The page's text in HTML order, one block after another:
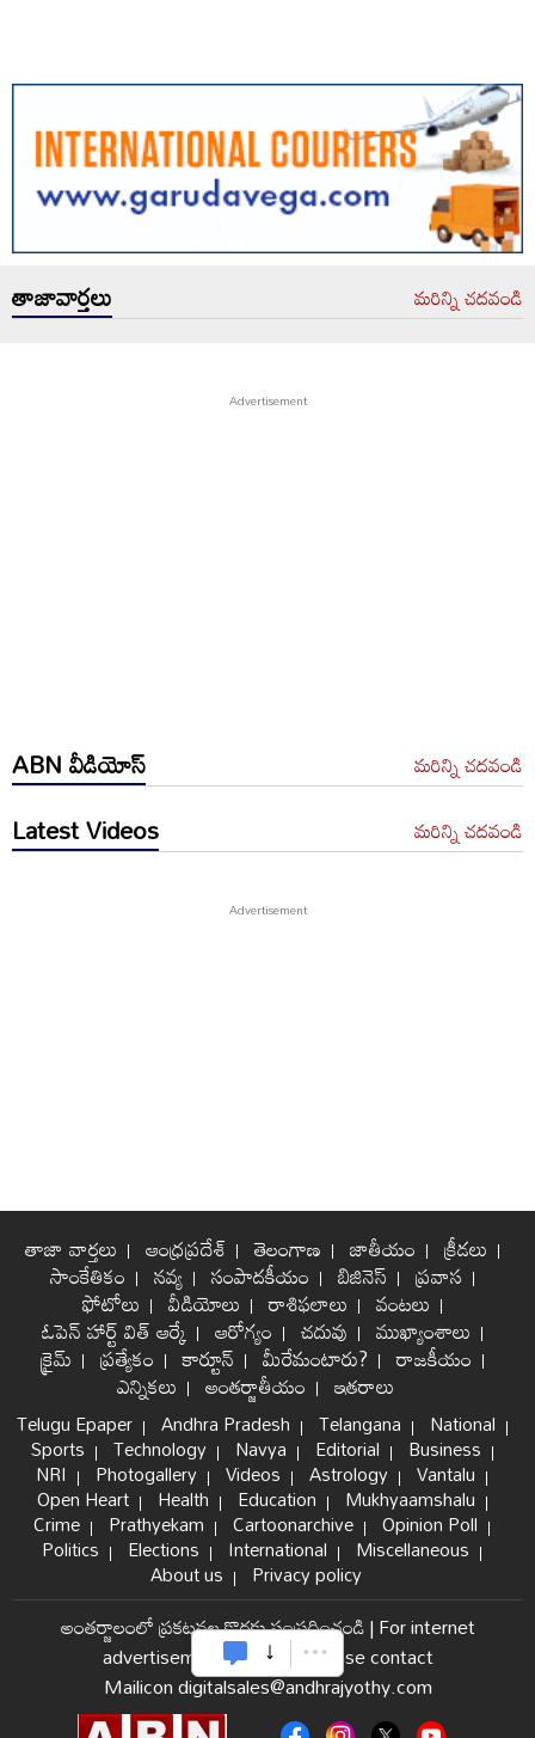
తాజావార్తలు మరిన్ని చదవండి
ABN వీడియోస్ మరిన్ని చదవండి
Latest Videos మరిన్ని చదవండి
తాజా వార్తలు ఆంధ్రప్రదేశ్ తెలంగాణ జాతీయం క్రీడలు
సాంకేతికం నవ్య సంపాదకీయం బిజినెస్ ప్రవాస
ఫోటోలు వీడియోలు రాశిఫలాలు వంటలు
ఓపెన్ హార్ట్ విత్ ఆర్కే ఆరోగ్యం చదువు ముఖ్యాంశాలు
క్రైమ్ ప్రత్యేకం కార్టూన్ మీరేమంటారు? రాజకీయం
ఎన్నికలు అంతర్జాతీయం ఇతరాలు
Telugu Epaper Andhra Pradesh Telangana National
Sports Technology Navya Editorial Business
NRI Photogallery Videos Astrology Vantalu
Open Heart Health Education Mukhyaamshalu
Crime Prathyekam Cartoonarchive Opinion Poll
Politics Elections International Miscellaneous
About us Privacy policy
అంతర్జాలంలో ప్రకటనల కొరకు సంప్రదించండి|For internet
advertisement and sales please contact
Mailicon digitalsales@andhrajyothy.com